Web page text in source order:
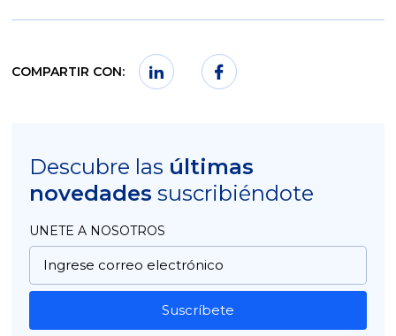
COMPARTIR CON:
Descubre las últimas
novedades suscribiéndote
UNETE A NOSOTROS
Suscríbete